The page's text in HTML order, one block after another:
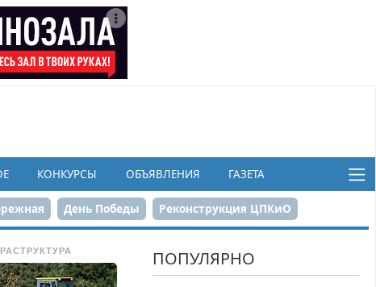
КОНКУРСЫ ОБЪЯВЛЕНИЯ ГАЗЕТА
День Победы Реконструкция ЦПКиО
ПОПУЛЯРНО